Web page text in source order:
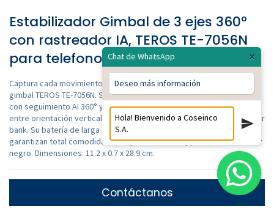
Estabilizador Gimbal de 3 ejes 360º
con rastreador IA, TEROS TE-7056N
para telefonos / TE7056N
Captura cada movimiento con precisión usando el estabilizador
gimbal TEROS TE-7056N. Su sistema de 3 ejes ofrece tomas fluidas
con seguimiento AI 360° y modo Inception sin app. Permite cambiar
entre orientación vertical u horizontal, e incluso funciona como power
bank. Su batería de larga duración y panel de control intuitivo
garantizan total comodidad. Compatible con la app TEROS PRO. Color
negro. Dimensiones: 11.2 x 0.7 x 28.9 cm.
Contáctanos
Chat de WhatsApp ×
Deseo más información